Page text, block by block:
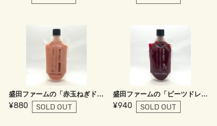
盛田ファームの「赤玉ねぎドレッシング」
¥880 SOLD OUT
盛田ファームの「ビーツドレッシング」
¥940 SOLD OUT